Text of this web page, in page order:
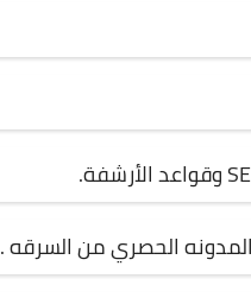
الحصري من السرقه .